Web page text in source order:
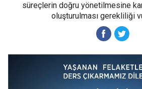
süreçlerin doğru yönetilmesine
oluşturulması gerekliliği